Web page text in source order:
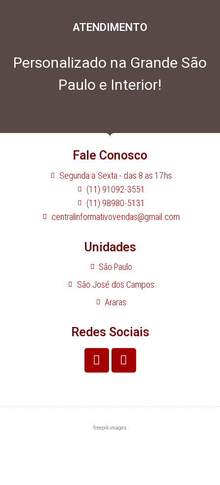
ATENDIMENTO
Personalizado na Grande São
Paulo e Interior!
Fale Conosco
Segunda a Sexta - das 8 as 17hs
(11) 91092-3551
(11) 98980-5131
centralinformativovendas@gmail.com
Unidades
São Paulo
São José dos Campos
Araras
Redes Sociais
freepik images